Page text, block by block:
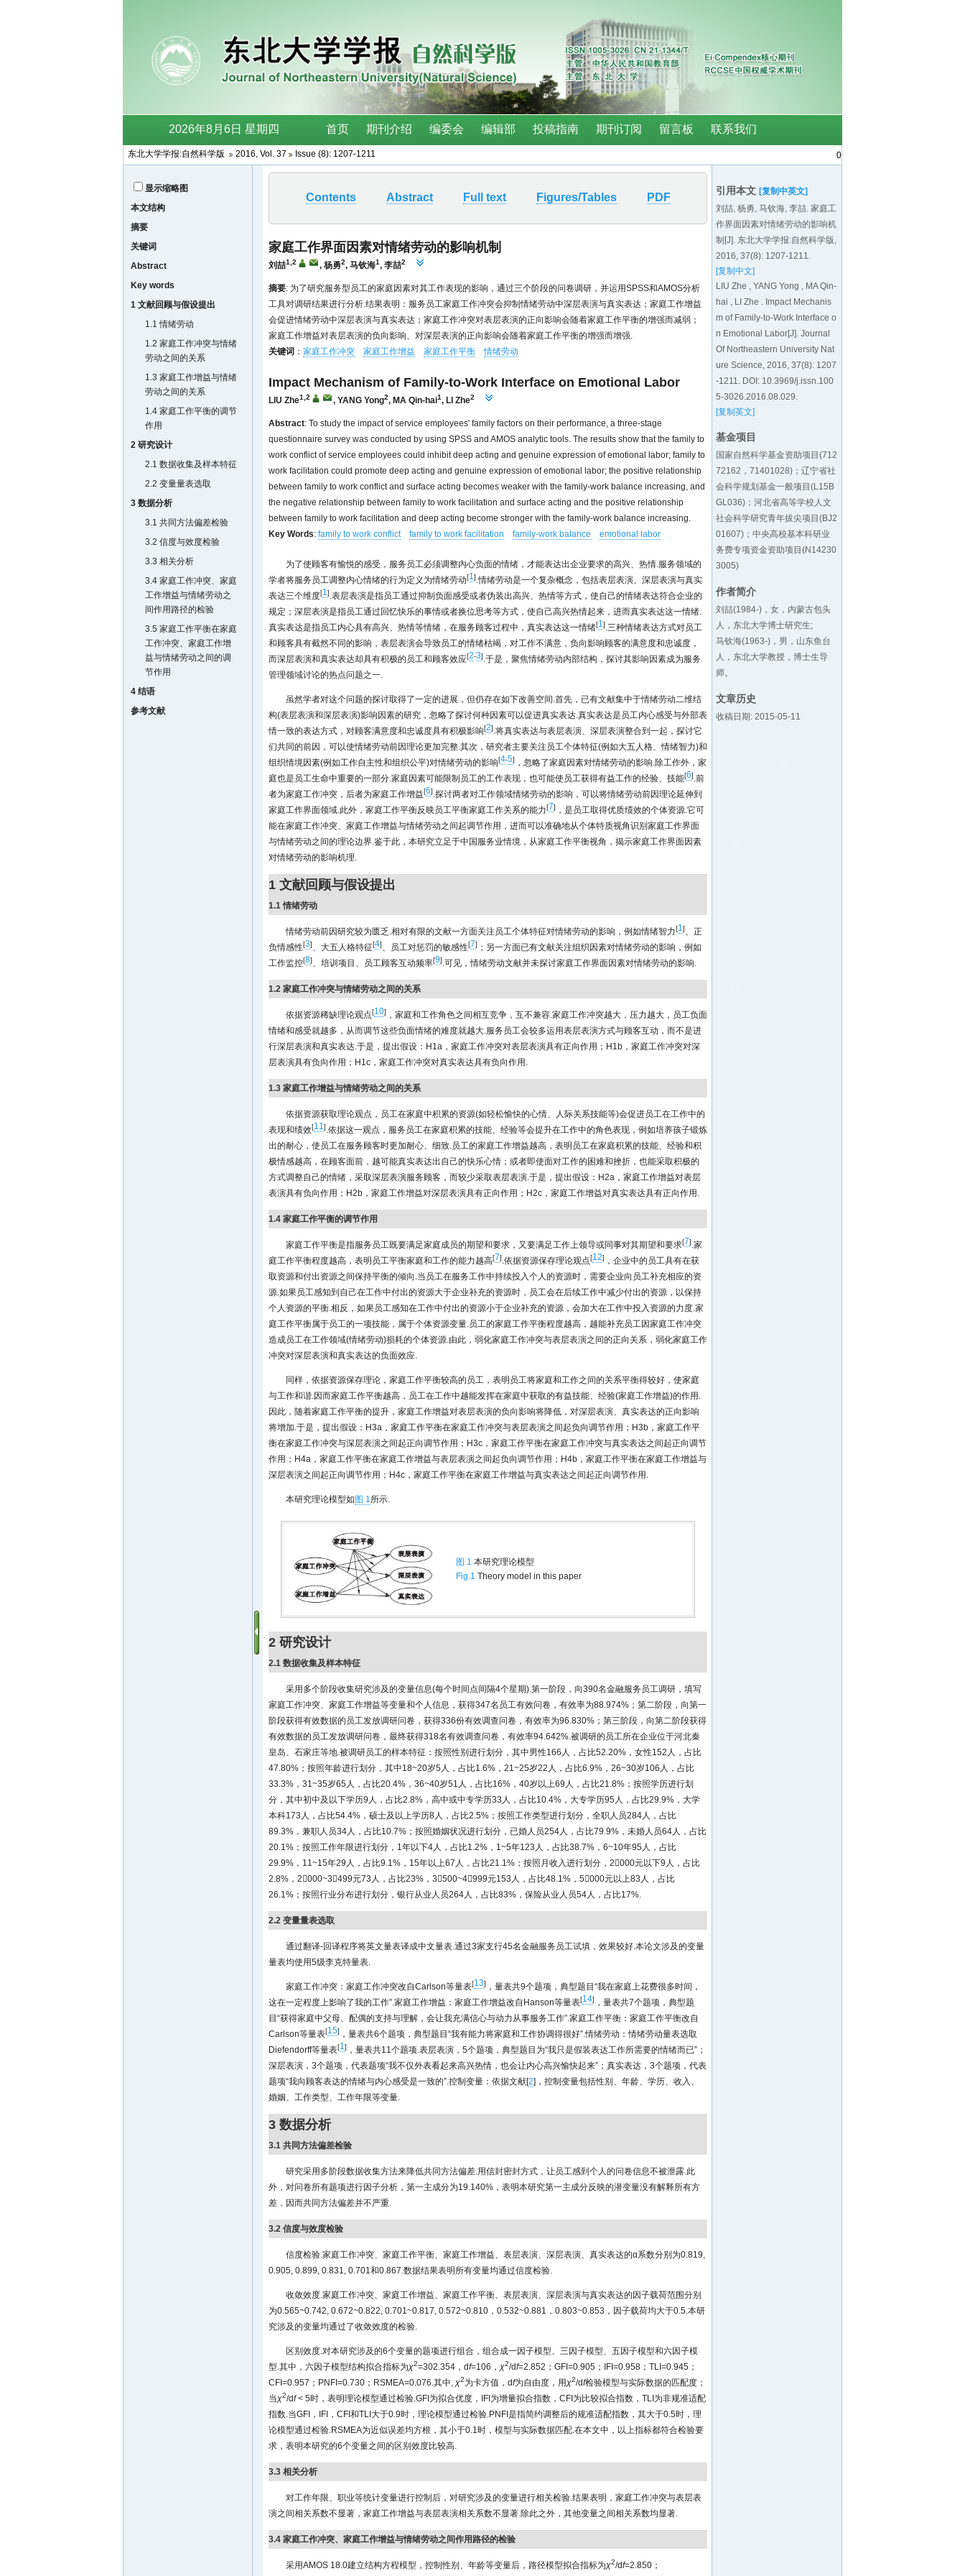
东北大学学报:自然科学版 2016, Vol. 37 Issue (8): 1207-1211 0
显示缩略图
本文结构
摘要
关键词
Abstract
Key words
1 文献回顾与假设提出
1.1 情绪劳动
1.2 家庭工作冲突与情绪
劳动之间的关系
1.3 家庭工作增益与情绪
劳动之间的关系
1.4 家庭工作平衡的调节
作用
2 研究设计
2.1 数据收集及样本特征
2.2 变量量表选取
3 数据分析
3.1 共同方法偏差检验
3.2 信度与效度检验
3.3 相关分析
3.4 家庭工作冲突、家庭
工作增益与情绪劳动之
间作用路径的检验
3.5 家庭工作平衡在家庭
工作冲突、家庭工作增
益与情绪劳动之间的调
节作用
4 结语
参考文献
引用本文 [复制中英文]
刘喆, 杨勇, 马钦海, 李喆. 家庭工
作界面因素对情绪劳动的影响机
制[J]. 东北大学学报:自然科学版,
2016, 37(8): 1207-1211.
[复制中文]
LIU Zhe , YANG Yong , MA Qin-
hai , LI Zhe . Impact Mechanis
m of Family-to-Work Interface o
n Emotional Labor[J]. Journal
Of Northeastern University Nat
ure Science, 2016, 37(8): 1207
-1211. DOI: 10.3969/j.issn.100
5-3026.2016.08.029.
[复制英文]
基金项目
国家自然科学基金资助项目(712
72162，71401028)；辽宁省社
会科学规划基金一般项目(L15B
GL036)；河北省高等学校人文
社会科学研究青年拔尖项目(BJ2
01607)；中央高校基本科研业
务费专项资金资助项目(N14230
3005)
作者简介
刘喆(1984-)，女，内蒙古包头
人，东北大学博士研究生;
马钦海(1963-)，男，山东鱼台
人，东北大学教授，博士生导
师。
文章历史
收稿日期: 2015-05-11
Contents Abstract Full text Figures/Tables PDF
家庭工作界面因素对情绪劳动的影响机制
刘喆1,2 , 杨勇2, 马钦海1, 李喆2
摘要: 为了研究服务型员工的家庭因素对其工作表现的影响，通过三个阶段的问卷调研，并运用SPSS和AMOS分析
工具对调研结果进行分析.结果表明：服务员工家庭工作冲突会抑制情绪劳动中深层表演与真实表达；家庭工作增益
会促进情绪劳动中深层表演与真实表达；家庭工作冲突对表层表演的正向影响会随着家庭工作平衡的增强而减弱；
家庭工作增益对表层表演的负向影响、对深层表演的正向影响会随着家庭工作平衡的增强而增强.
关键词 ： 家庭工作冲突 家庭工作增益 家庭工作平衡 情绪劳动
Impact Mechanism of Family-to-Work Interface on Emotional Labor
LIU Zhe1,2 , YANG Yong2, MA Qin-hai1, LI Zhe2
Abstract: To study the impact of service employees' family factors on their performance, a three-stage
questionnaire survey was conducted by using SPSS and AMOS analytic tools. The results show that the family to
work conflict of service employees could inhibit deep acting and genuine expression of emotional labor; family to
work facilitation could promote deep acting and genuine expression of emotional labor; the positive relationship
between family to work conflict and surface acting becomes weaker with the family-work balance increasing, and
the negative relationship between family to work facilitation and surface acting and the positive relationship
between family to work facilitation and deep acting become stronger with the family-work balance increasing.
Key Words: family to work conflict family to work facilitation family-work balance emotional labor
为了使顾客有愉悦的感受，服务员工必须调整内心负面的情绪，才能表达出企业要求的高兴、热情.服务领域的
学者将服务员工调整内心情绪的行为定义为情绪劳动[1].情绪劳动是一个复杂概念，包括表层表演、深层表演与真实
表达三个维度[1].表层表演是指员工通过抑制负面感受或者伪装出高兴、热情等方式，使自己的情绪表达符合企业的
规定；深层表演是指员工通过回忆快乐的事情或者换位思考等方式，使自己高兴热情起来，进而真实表达这一情绪.
真实表达是指员工内心具有高兴、热情等情绪，在服务顾客过程中，真实表达这一情绪[1].三种情绪表达方式对员工
和顾客具有截然不同的影响，表层表演会导致员工的情绪枯竭，对工作不满意，负向影响顾客的满意度和忠诚度，
而深层表演和真实表达却具有积极的员工和顾客效应[2-3].于是，聚焦情绪劳动内部结构，探讨其影响因素成为服务
管理领域讨论的热点问题之一.
虽然学者对这个问题的探讨取得了一定的进展，但仍存在如下改善空间.首先，已有文献集中于情绪劳动二维结
构(表层表演和深层表演)影响因素的研究，忽略了探讨何种因素可以促进真实表达.真实表达是员工内心感受与外部表
情一致的表达方式，对顾客满意度和忠诚度具有积极影响[2].将真实表达与表层表演、深层表演整合到一起，探讨它
们共同的前因，可以使情绪劳动前因理论更加完整.其次，研究者主要关注员工个体特征(例如大五人格、情绪智力)和
组织情境因素(例如工作自主性和组织公平)对情绪劳动的影响[4-5] ，忽略了家庭因素对情绪劳动的影响.除工作外，家
庭也是员工生命中重要的一部分.家庭因素可能限制员工的工作表现，也可能使员工获得有益工作的经验、技能[6].前
者为家庭工作冲突，后者为家庭工作增益[6].探讨两者对工作领域情绪劳动的影响，可以将情绪劳动前因理论延伸到
家庭工作界面领域.此外，家庭工作平衡反映员工平衡家庭工作关系的能力[7] ，是员工取得优质绩效的个体资源.它可
能在家庭工作冲突、家庭工作增益与情绪劳动之间起调节作用，进而可以准确地从个体特质视角识别家庭工作界面
与情绪劳动之间的理论边界.鉴于此，本研究立足于中国服务业情境，从家庭工作平衡视角，揭示家庭工作界面因素
对情绪劳动的影响机理.
1 文献回顾与假设提出
1.1 情绪劳动
情绪劳动前因研究较为匮乏.相对有限的文献一方面关注员工个体特征对情绪劳动的影响，例如情绪智力[1]、正
负情感性[3]、大五人格特征[4]、员工对惩罚的敏感性[7] ；另一方面已有文献关注组织因素对情绪劳动的影响，例如
工作监控[8]、培训项目、员工顾客互动频率[9].可见，情绪劳动文献并未探讨家庭工作界面因素对情绪劳动的影响.
1.2 家庭工作冲突与情绪劳动之间的关系
依据资源稀缺理论观点[10] ，家庭和工作角色之间相互竞争，互不兼容.家庭工作冲突越大，压力越大，员工负面
情绪和感受就越多，从而调节这些负面情绪的难度就越大.服务员工会较多运用表层表演方式与顾客互动，而不是进
行深层表演和真实表达.于是，提出假设：H1a，家庭工作冲突对表层表演具有正向作用；H1b，家庭工作冲突对深
层表演具有负向作用；H1c，家庭工作冲突对真实表达具有负向作用.
1.3 家庭工作增益与情绪劳动之间的关系
依据资源获取理论观点，员工在家庭中积累的资源(如轻松愉快的心情、人际关系技能等)会促进员工在工作中的
表现和绩效[11].依据这一观点，服务员工在家庭积累的技能、经验等会提升在工作中的角色表现，例如培养孩子锻炼
出的耐心，使员工在服务顾客时更加耐心、细致.员工的家庭工作增益越高，表明员工在家庭积累的技能、经验和积
极情感越高，在顾客面前，越可能真实表达出自己的快乐心情；或者即使面对工作的困难和挫折，也能采取积极的
方式调整自己的情绪，采取深层表演服务顾客，而较少采取表层表演.于是，提出假设：H2a，家庭工作增益对表层
表演具有负向作用；H2b，家庭工作增益对深层表演具有正向作用；H2c，家庭工作增益对真实表达具有正向作用.
1.4 家庭工作平衡的调节作用
家庭工作平衡是指服务员工既要满足家庭成员的期望和要求，又要满足工作上领导或同事对其期望和要求[7].家
庭工作平衡程度越高，表明员工平衡家庭和工作的能力越高[7].依据资源保存理论观点[12] ，企业中的员工具有在获
取资源和付出资源之间保持平衡的倾向.当员工在服务工作中持续投入个人的资源时，需要企业向员工补充相应的资
源.如果员工感知到自己在工作中付出的资源大于企业补充的资源时，员工会在后续工作中减少付出的资源，以保持
个人资源的平衡.相反，如果员工感知在工作中付出的资源小于企业补充的资源，会加大在工作中投入资源的力度.家
庭工作平衡属于员工的一项技能，属于个体资源变量.员工的家庭工作平衡程度越高，越能补充员工因家庭工作冲突
造成员工在工作领域(情绪劳动)损耗的个体资源.由此，弱化家庭工作冲突与表层表演之间的正向关系，弱化家庭工作
冲突对深层表演和真实表达的负面效应.
同样，依据资源保存理论，家庭工作平衡较高的员工，表明员工将家庭和工作之间的关系平衡得较好，使家庭
与工作和谐.因而家庭工作平衡越高，员工在工作中越能发挥在家庭中获取的有益技能、经验(家庭工作增益)的作用.
因此，随着家庭工作平衡的提升，家庭工作增益对表层表演的负向影响将降低，对深层表演、真实表达的正向影响
将增加.于是，提出假设：H3a，家庭工作平衡在家庭工作冲突与表层表演之间起负向调节作用；H3b，家庭工作平
衡在家庭工作冲突与深层表演之间起正向调节作用；H3c，家庭工作平衡在家庭工作冲突与真实表达之间起正向调节
作用；H4a，家庭工作平衡在家庭工作增益与表层表演之间起负向调节作用；H4b，家庭工作平衡在家庭工作增益与
深层表演之间起正向调节作用；H4c，家庭工作平衡在家庭工作增益与真实表达之间起正向调节作用.
本研究理论模型如 图 1所示.
图 1 本研究理论模型
Fig.1 Theory model in this paper
2 研究设计
2.1 数据收集及样本特征
采用多个阶段收集研究涉及的变量信息(每个时间点间隔4个星期).第一阶段，向390名金融服务员工调研，填写
家庭工作冲突、家庭工作增益等变量和个人信息，获得347名员工有效问卷，有效率为88.974%；第二阶段，向第一
阶段获得有效数据的员工发放调研问卷，获得336份有效调查问卷，有效率为96.830%；第三阶段，向第二阶段获得
有效数据的员工发放调研问卷，最终获得318名有效调查问卷，有效率94.642%.被调研的员工所在企业位于河北秦
皇岛、石家庄等地.被调研员工的样本特征：按照性别进行划分，其中男性166人，占比52.20%，女性152人，占比
47.80%；按照年龄进行划分，其中18~20岁5人，占比1.6%，21~25岁22人，占比6.9%，26~30岁106人，占比
33.3%，31~35岁65人，占比20.4%，36~40岁51人，占比16%，40岁以上69人，占比21.8%；按照学历进行划
分，其中初中及以下学历9人，占比2.8%，高中或中专学历33人，占比10.4%，大专学历95人，占比29.9%，大学
本科173人，占比54.4%，硕士及以上学历8人，占比2.5%；按照工作类型进行划分，全职人员284人，占比
89.3%，兼职人员34人，占比10.7%；按照婚姻状况进行划分，已婚人员254人，占比79.9%，未婚人员64人，占比
20.1%；按照工作年限进行划分，1年以下4人，占比1.2%，1~5年123人，占比38.7%，6~10年95人，占比
29.9%，11~15年29人，占比9.1%，15年以上67人，占比21.1%；按照月收入进行划分，2000元以下9人，占比
2.8%，2000~3499元73人，占比23%，3500~4999元153人，占比48.1%，5000元以上83人，占比
26.1%；按照行业分布进行划分，银行从业人员264人，占比83%，保险从业人员54人，占比17%.
2.2 变量量表选取
通过翻译-回译程序将英文量表译成中文量表.通过3家支行45名金融服务员工试填，效果较好.本论文涉及的变量
量表均使用5级李克特量表.
家庭工作冲突：家庭工作冲突改自Carlson等量表[13] ，量表共9个题项，典型题目“我在家庭上花费很多时间，
这在一定程度上影响了我的工作”.家庭工作增益：家庭工作增益改自Hanson等量表[14] ，量表共7个题项，典型题
目“获得家庭中父母、配偶的支持与理解，会让我充满信心与动力从事服务工作”.家庭工作平衡：家庭工作平衡改自
Carlson等量表[15] ，量表共6个题项，典型题目“我有能力将家庭和工作协调得很好”.情绪劳动：情绪劳动量表选取
Diefendorff等量表[1] ，量表共11个题项.表层表演，5个题项，典型题目为“我只是假装表达工作所需要的情绪而已”；
深层表演，3个题项，代表题项“我不仅外表看起来高兴热情，也会让内心高兴愉快起来”；真实表达，3个题项，代表
题项“我向顾客表达的情绪与内心感受是一致的”.控制变量：依据文献[2]，控制变量包括性别、年龄、学历、收入、
婚姻、工作类型、工作年限等变量.
3 数据分析
3.1 共同方法偏差检验
研究采用多阶段数据收集方法来降低共同方法偏差.用信封密封方式，让员工感到个人的问卷信息不被泄露.此
外，对问卷所有题项进行因子分析，第一主成分为19.140%，表明本研究第一主成分反映的潜变量没有解释所有方
差，因而共同方法偏差并不严重.
3.2 信度与效度检验
信度检验.家庭工作冲突、家庭工作平衡、家庭工作增益、表层表演、深层表演、真实表达的α系数分别为0.819,
0.905, 0.899, 0.831, 0.701和0.867.数据结果表明所有变量均通过信度检验.
收敛效度.家庭工作冲突、家庭工作增益、家庭工作平衡、表层表演、深层表演与真实表达的因子载荷范围分别
为0.565~0.742, 0.672~0.822, 0.701~0.817, 0.572~0.810，0.532~0.881，0.803~0.853，因子载荷均大于0.5.本研
究涉及的变量均通过了收敛效度的检验.
区别效度.对本研究涉及的6个变量的题项进行组合，组合成一因子模型、三因子模型、五因子模型和六因子模
型.其中，六因子模型结构拟合指标为χ2=302.354，df=106， χ2/df=2.852；GFI=0.905；IFI=0.958；TLI=0.945；
CFI=0.957；PNFI=0.730；RSMEA=0.076.其中, χ2为卡方值，df为自由度，用χ2/df检验模型与实际数据的匹配度；
当χ2/df< 5时，表明理论模型通过检验.GFI为拟合优度，IFI为增量拟合指数，CFI为比较拟合指数，TLI为非规准适配
指数.当GFI，IFI，CFI和TLI大于0.9时，理论模型通过检验.PNFI是指简约调整后的规准适配指数，其大于0.5时，理
论模型通过检验.RSMEA为近似误差均方根，其小于0.1时，模型与实际数据匹配.在本文中，以上指标都符合检验要
求，表明本研究的6个变量之间的区别效度比较高.
3.3 相关分析
对工作年限、职业等统计变量进行控制后，对研究涉及的变量进行相关检验.结果表明，家庭工作冲突与表层表
演之间相关系数不显著，家庭工作增益与表层表演相关系数不显著.除此之外，其他变量之间相关系数均显著.
3.4 家庭工作冲突、家庭工作增益与情绪劳动之间作用路径的检验
采用AMOS 18.0建立结构方程模型，控制性别、年龄等变量后，路径模型拟合指标为χ2/df=2.850；